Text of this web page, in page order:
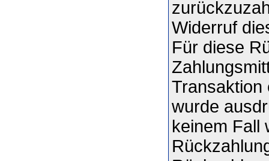
Widerruf
Für diese
Transaktion
wurde
keinem Fall